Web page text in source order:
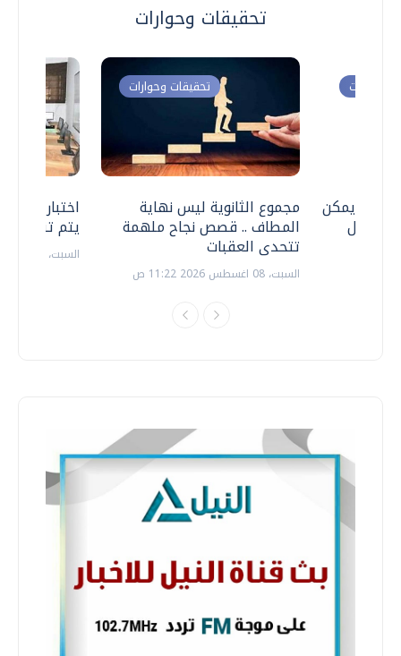
تحقيقات وحوارات
اختبارات
يتم
السبت، 18 يوليو 2026 09:22 ص
تحقيقات وحوارات
مجموع الثانوية ليس نهاية
المطاف .. قصص نجاح ملهمة
تتحدى العقبات
السبت، 08 اغسطس 2026 11:22 ص
وحوارات
.. هل يمكن
نتعامل